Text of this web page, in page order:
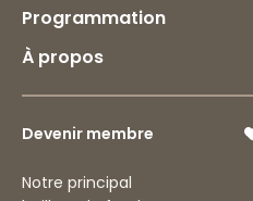
Programmation
À propos
Devenir membre
Notre principal